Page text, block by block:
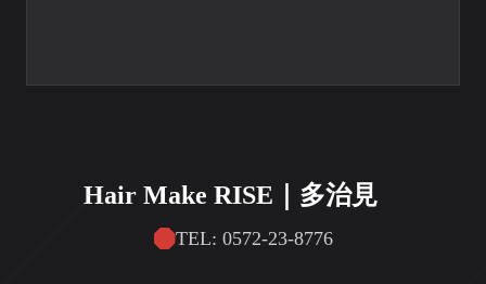
Hair Make RISE｜多治見
TEL: 0572-23-8776